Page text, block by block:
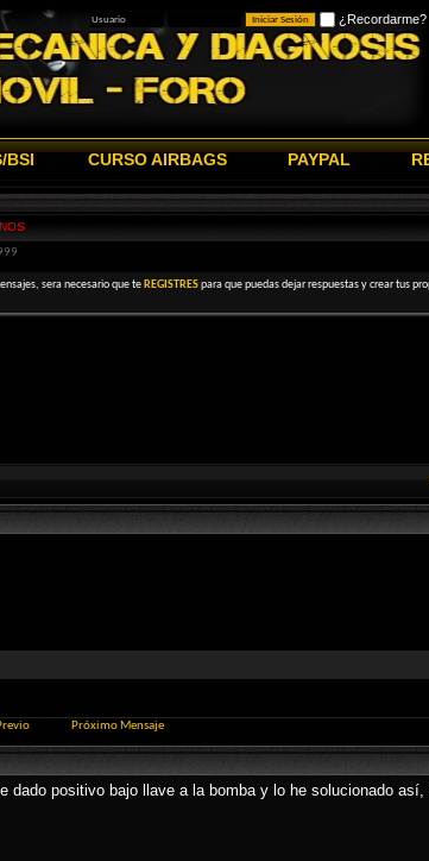
¿Recordarme?
BSI CURSO AIRBAGS PAYPAL
sera necesario que te REGISTRESpara que puedas dejar respuestas y crear tus
Próximo Mensaje
dado positivo bajo llave a la bomba y lo he solucionado